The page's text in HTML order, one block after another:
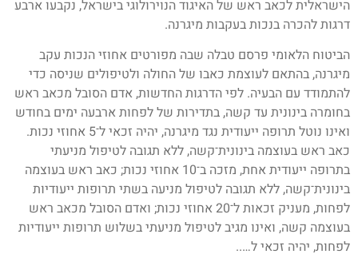
הישראלית לכאב ראש של האיגוד הנוירולוגי בישראל, נקבעו ארבע
דרגות להכרה בנכות בעקבות מיגרנה.
הביטוח הלאומי פרסם טבלה שבה מפורטים אחוזי הנכות עקב
מיגרנה, בהתאם לעוצמת כאבו של החולה ולטיפולים שניסה כדי
להתמודד עם הבעיה. לפי הדרגות החדשות, אדם הסובל מכאב ראש
בחומרה בינונית עד קשה, בתדירות של לפחות ארבעה ימים בחודש
ואינו נוטל תרופה ייעודית נגד מיגרנה, יהיה זכאי ל־5 אחוזי נכות.
כאב ראש בעוצמה בינונית־קשה, ללא תגובה לטיפול מניעתי
בתרופה ייעודית אחת, מזכה ב־10 אחוזי נכות; כאב ראש בעוצמה
בינונית־קשה, ללא תגובה לטיפול מניעה בשתי תרופות ייעודיות
לפחות, מעניק זכאות ל־20 אחוזי נכות; ואדם הסובל מכאב ראש
בעוצמה קשה, ואינו מגיב לטיפול מניעתי בשלוש תרופות ייעודיות
לפחות, יהיה זכאי ל…..